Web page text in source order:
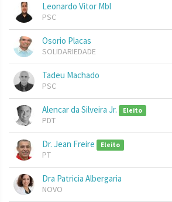
Leonardo Vitor Mbl
PSC
Osorio Placas
SOLIDARIEDADE
Tadeu Machado
PSC
Alencar da Silveira Jr. Eleito
PDT
Dr. Jean Freire Eleito
PT
Dra Patricia Albergaria
NOVO